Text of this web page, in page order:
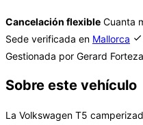
Cancelación flexible Cuanta
Sede verificada en Mallorca
Gestionada por Gerard
Sobre este vehículo
La Volkswagen T5